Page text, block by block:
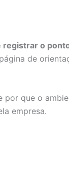
registrar o
de
por que o
empresa.